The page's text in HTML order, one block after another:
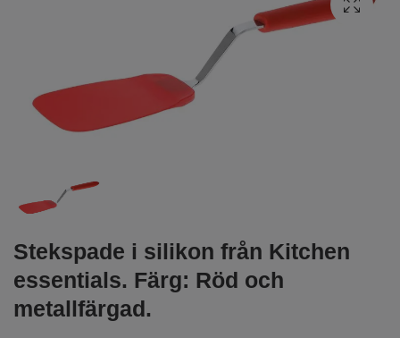
Stekspade i silikon från Kitchen
essentials. Färg: Röd och
metallfärgad.